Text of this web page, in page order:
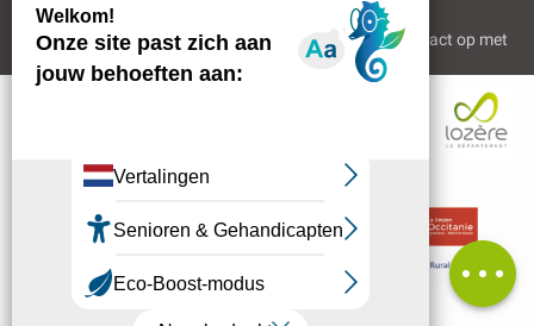
Beoordelingen
Professioneel gebied Wie zijn wij? Neem contact op met